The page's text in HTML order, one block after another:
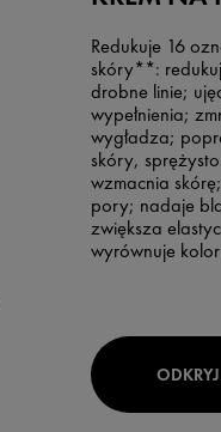
Redukuje 16
skóry**:
drobne linie;
wypełnienia;
wygładza;
skóry,
wzmacnia
pory; nadaje
zwiększa
wyrównuje
ODKRYJ